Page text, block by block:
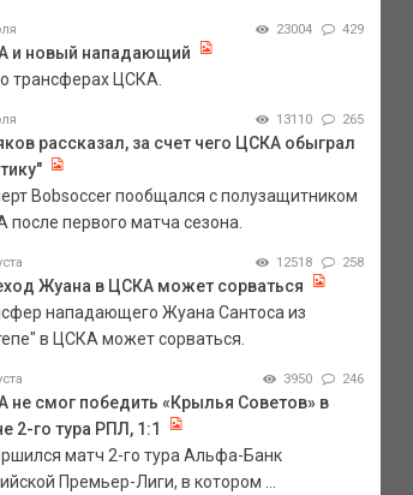
23004 429
и новый нападающий
трансферах ЦСКА.
13110 265
рассказал, за счет чего ЦСКА обыграл
Bobsoccer пообщался с полузащитником
после первого матча сезона.
12518 258
Жуана в ЦСКА может сорваться
нападающего Жуана Сантоса из
в ЦСКА может сорваться.
3950 246
не смог победить «Крылья Советов» в
2-го тура РПЛ, 1:1
матч 2-го тура Альфа-Банк
Премьер-Лиги, в котором ...